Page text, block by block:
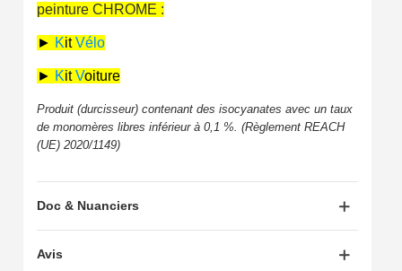
peinture CHROME :
► KitVélo
► KitVoiture
Produit (durcisseur) contenant des isocyanates avec un taux
de monomères libres inférieur à 0,1 %. (Règlement REACH
(UE) 2020/1149)
Doc & Nuanciers
Avis